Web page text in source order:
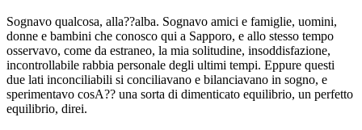
Sognavo qualcosa, alla??alba. Sognavo amici e famiglie, uomini,
donne e bambini che conosco qui a Sapporo, e allo stesso tempo
osservavo, come da estraneo, la mia solitudine, insoddisfazione,
incontrollabile rabbia personale degli ultimi tempi. Eppure questi
due lati inconciliabili si conciliavano e bilanciavano in sogno, e
sperimentavo cosA?? una sorta di dimenticato equilibrio, un perfetto
equilibrio, direi.